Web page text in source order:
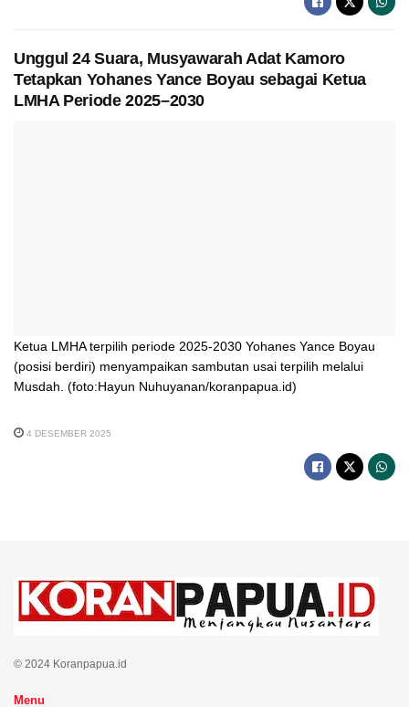
Unggul 24 Suara, Musyawarah Adat Kamoro
Tetapkan Yohanes Yance Boyau sebagai Ketua
LMHA Periode 2025–2030
Ketua LMHA terpilih periode 2025-2030 Yohanes Yance Boyau
(posisi berdiri) menyampaikan sambutan usai terpilih melalui
Musdah. (foto:Hayun Nuhuyanan/koranpapua.id)
4 DESEMBER 2025
© 2024 Koranpapua.id
Menu